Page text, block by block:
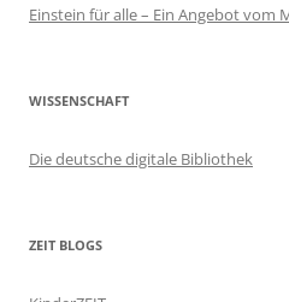
Einstein für alle – Ein Angebot vom
WISSENSCHAFT
Die deutsche digitale Bibliothek
ZEIT BLOGS